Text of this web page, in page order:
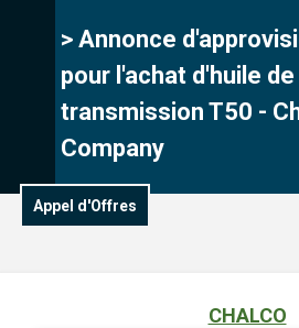
> Annonce
pour l'achat d'huile de
transmission T50 -
Company
Appel d'Offres
CHALCO